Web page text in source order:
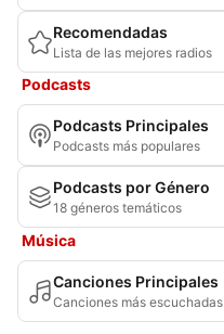
Recomendadas
Lista de las mejores radios
Podcasts
Podcasts Principales
Podcasts más populares
Podcasts por Género
18 géneros temáticos
Música
Canciones Principales
Canciones más escuchadas